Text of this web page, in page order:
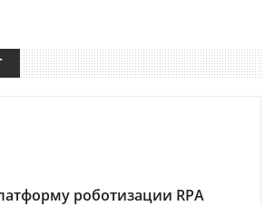
роботизации RPA